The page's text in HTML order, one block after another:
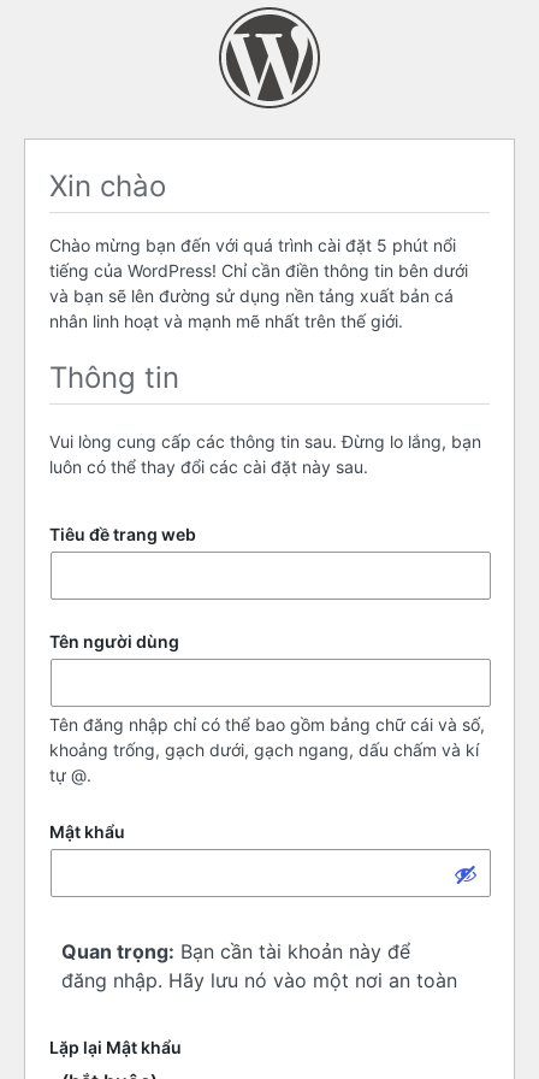
Xin chào
Chào mừng bạn đến với quá trình cài đặt 5 phút nổi
tiếng của WordPress! Chỉ cần điền thông tin bên dưới
và bạn sẽ lên đường sử dụng nền tảng xuất bản cá
nhân linh hoạt và mạnh mẽ nhất trên thế giới.
Thông tin
Vui lòng cung cấp các thông tin sau. Đừng lo lắng, bạn
luôn có thể thay đổi các cài đặt này sau.
Tiêu đề trang web
Tên người dùng
Tên đăng nhập chỉ có thể bao gồm bảng chữ cái và số,
khoảng trống, gạch dưới, gạch ngang, dấu chấm và kí
tự @.
Mật khẩu
Quan trọng: Bạn cần tài khoản này để
đăng nhập. Hãy lưu nó vào một nơi an toàn
Lặp lại Mật khẩu